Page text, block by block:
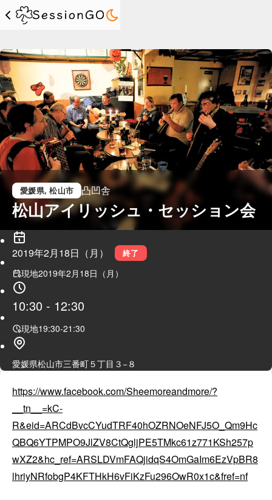
愛媛県, 松山市 凸凹舎
松山アイリッシュ・セッション会
2019年2月18日（月） 終了
現地2019年2月18日（月）
10:30 - 12:30
現地19:30-21:30
愛媛県松山市三番町５丁目３−８
https://www.facebook.com/Sheemoreandmore/?
__tn__=kC-
R&eid=ARCdBvcCYudTRF40hOZRNOeNFJ5O_Qm9Hc
QBQ6YTPMPO9JlZV8CtQgljPE5TMkc61z771KSh257p
wXZ2&hc_ref=ARSLDVmFAQjidqS4OmGaIm6EzVpBR8
lhriyNRfobgP4KFTHkH6vFiKzFu296OwR0x1c&fref=nf